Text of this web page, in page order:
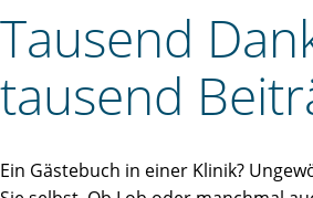
Tausend
tausend
Ein Gästebuch in einer Klinik?